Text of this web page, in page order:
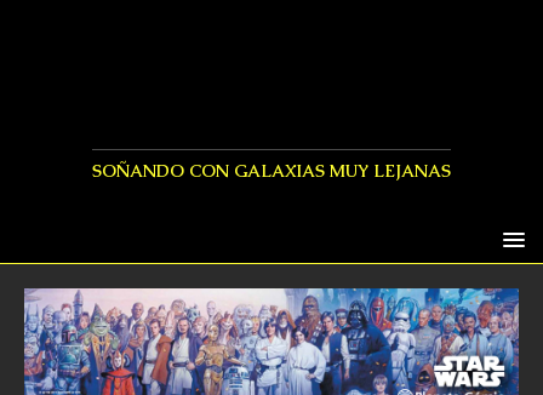
SOÑANDO CON GALAXIAS MUY LEJANAS